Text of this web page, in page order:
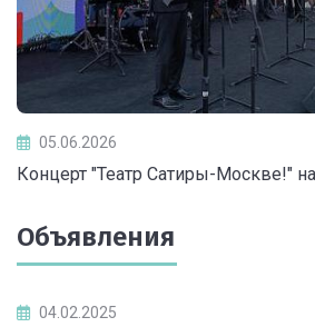
05.06.2026
Концерт "Театр Сатиры-Москве!"
Объявления
04.02.2025